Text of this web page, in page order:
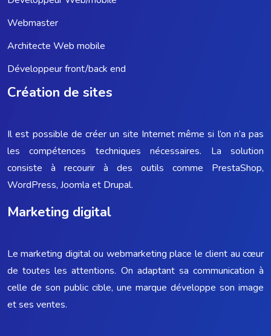
Webmaster
Architecte Web mobile
Développeur front/back end
Création de sites
Il est possible de créer un site Internet même si l’on n’a pas
les compétences techniques nécessaires. La solution
consiste à recourir à des outils comme PrestaShop,
WordPress, Joomla et Drupal.
Marketing digital
Le marketing digital ou webmarketing place le client au cœur
de toutes les attentions. On adaptant sa communication à
celle de son public cible, une marque développe son image
et ses ventes.